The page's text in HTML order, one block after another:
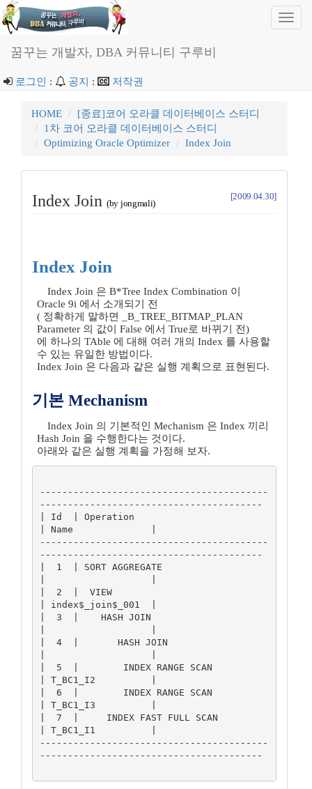
꿈꾸는 개발자, DBA 커뮤니티 구루비
로그인 : 공지 : 저작권
HOME
[종료]코어 오라클 데이터베이스 스터디
1차 코어 오라클 데이터베이스 스터디
Optimizing Oracle Optimizer
Index Join
Index Join (by jongmali)
[2009.04.30]
Index Join
Index Join 은 B*Tree Index Combination 이
Oracle 9i 에서 소개되기 전
( 정확하게 말하면 _B_TREE_BITMAP_PLAN
Parameter 의 값이 False 에서 True로 바뀌기 전)
에 하나의 TAble 에 대해 여러 개의 Index 를 사용할
수 있는 유일한 방법이다.
Index Join 은 다음과 같은 실행 계획으로 표현된다.
기본 Mechanism
Index Join 의 기본적인 Mechanism 은 Index 끼리
Hash Join 을 수행한다는 것이다.
아래와 같은 실행 계획을 가정해 보자.
-----------------------------------------
----------------------------------------
| Id  | Operation
| Name              |
-----------------------------------------
----------------------------------------
|  1  | SORT AGGREGATE
|  2  |  VIEW
| index$_join$_001  |
|  3  |    HASH JOIN
|  4  |       HASH JOIN
|  5  |        INDEX RANGE SCAN
| T_BC1_I2          |
|  6  |        INDEX RANGE SCAN
| T_BC1_I3          |
|  7  |     INDEX FAST FULL SCAN
| T_BC1_I1          |
-----------------------------------------
----------------------------------------